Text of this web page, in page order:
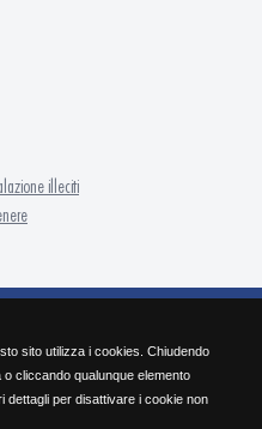
sito utilizza i cookies. Chiudendo
cliccando qualunque elemento
dettagli per disattivare i cookie non
illeciti
Brescia | Tel. 030/2284.511 | Fax
| P.IVA 03427190982 | C.F. 98167050172